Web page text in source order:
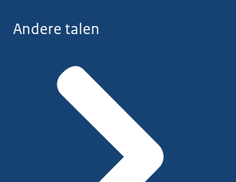
Andere talen